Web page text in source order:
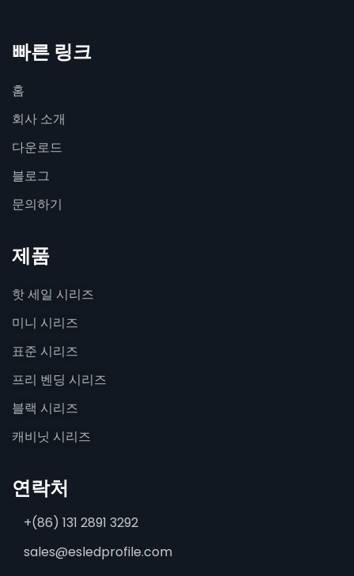
빠른 링크
홈
회사 소개
다운로드
블로그
문의하기
제품
핫 세일 시리즈
미니 시리즈
표준 시리즈
프리 벤딩 시리즈
블랙 시리즈
캐비닛 시리즈
연락처
+(86) 131 2891 3292
sales@esledprofile.com